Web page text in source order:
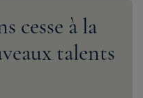
cesse à la
talents